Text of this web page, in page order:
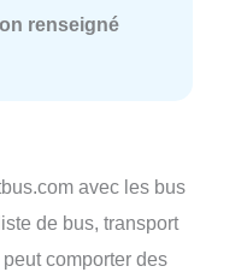
renseigné
avec les bus
de bus, transport
comporter des